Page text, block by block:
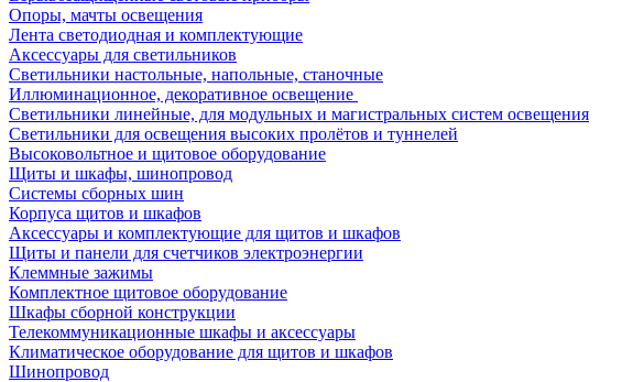
Опоры, мачты освещения
Лента светодиодная и комплектующие
Аксессуары для светильников
Светильники настольные, напольные, станочные
Иллюминационное, декоративное освещение
Светильники линейные, для модульных и магистральных систем освещения
Светильники для освещения высоких пролётов и туннелей
Высоковольтное и щитовое оборудование
Щиты и шкафы, шинопровод
Системы сборных шин
Корпуса щитов и шкафов
Аксессуары и комплектующие для щитов и шкафов
Щиты и панели для счетчиков электроэнергии
Клеммные зажимы
Комплектное щитовое оборудование
Шкафы сборной конструкции
Телекоммуникационные шкафы и аксессуары
Климатическое оборудование для щитов и шкафов
Шинопровод